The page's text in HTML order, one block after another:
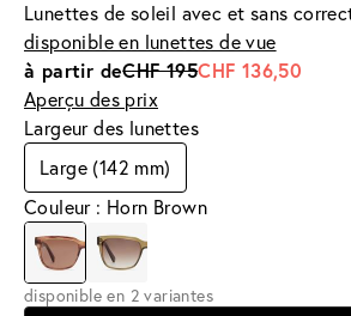
Lunettes de soleil avec et sans
disponible en lunettes de vue
à partir deCHF 195CHF 136,50
Aperçu des prix
Largeur des lunettes
Large (142 mm)
Couleur : Horn Brown
disponible en 2 variantes